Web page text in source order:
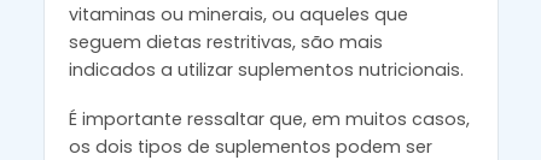
vitaminas ou minerais, ou aqueles que
seguem dietas restritivas, são mais
indicados a utilizar suplementos nutricionais.
É importante ressaltar que, em muitos casos,
os dois tipos de suplementos podem ser